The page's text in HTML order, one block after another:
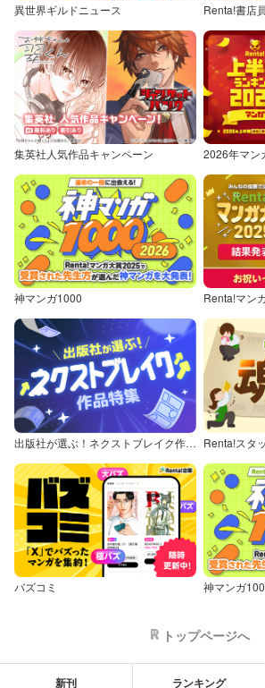
異世界ギルドニュース Renta!書店
集英社人気作品キャンペーン 2026年マン
神マンガ1000 Renta!マン
出版社が選ぶ！ネクストブレイク作品特集 Renta!スタ
バズコミ 神マンガ
トップページへ
新刊 ランキング